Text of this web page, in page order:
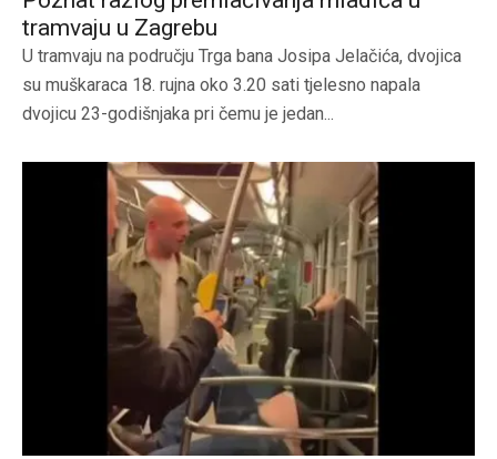
tramvaju u Zagrebu
U tramvaju na području Trga bana Josipa Jelačića, dvojica
su muškaraca 18. rujna oko 3.20 sati tjelesno napala
dvojicu 23-godišnjaka pri čemu je jedan...